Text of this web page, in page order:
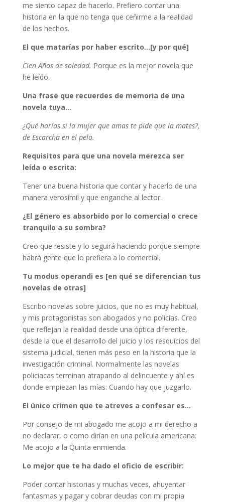
me siento capaz de hacerlo. Prefiero contar una
historia en la que no tenga que ceñirme a la realidad
de los hechos.
El que matarías por haber escrito…[y por qué]
Cien Años de soledad. Porque es la mejor novela que
he leído.
Una frase que recuerdes de memoria de una
novela tuya…
¿Qué harías si la mujer que amas te pide que la mates?,
de Escarcha en el pelo.
Requisitos para que una novela merezca ser
leída o escrita:
Tener una buena historia que contar y hacerlo de una
manera verosímil y que enganche al lector.
¿El género es absorbido por lo comercial o crece
tranquilo a su sombra?
Creo que resiste y lo seguirá haciendo porque siempre
habrá gente que lo prefiera a lo comercial.
Tu modus operandi es [en qué se diferencian tus
novelas de otras]
Escribo novelas sobre juicios, que no es muy habitual,
y mis protagonistas son abogados y no policías. Creo
que reflejan la realidad desde una óptica diferente,
desde la que el desarrollo del juicio y los resquicios del
sistema judicial, tienen más peso en la historia que la
investigación criminal. Normalmente las novelas
policiacas terminan atrapando al delincuente y ahí es
donde empiezan las mías: Cuando hay que juzgarlo.
El único crimen que te atreves a confesar es…
Por consejo de mi abogado me acojo a mi derecho a
no declarar, o como dirían en una película americana:
Me acojo a la Quinta enmienda.
Lo mejor que te ha dado el oficio de escribir:
Poder contar historias y muchas veces, ahuyentar
fantasmas y pagar y cobrar deudas con mi propia